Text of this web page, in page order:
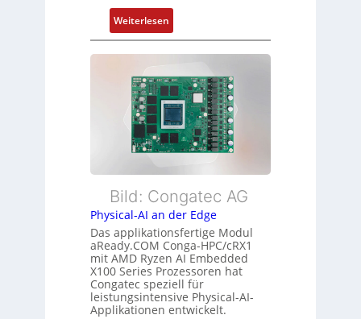
d
b
e
r
w
a
u
n
g
m
e
h
L
e
i
s
t
n
g
Weiterlesen:
F
l
x
i
b
l
e
E
h
e
r
c
a
t
-
Bild: Congatec AG
Physical-AI an der Edge
Das applikationsfertige Modul
aReady.COM Conga-HPC/cRX1
mit AMD Ryzen AI Embedded
X100 Series Prozessoren hat
Congatec speziell für
leistungsintensive Physical-AI-
Applikationen entwickelt.